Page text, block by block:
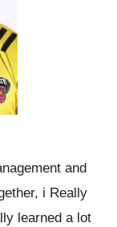
and
i Really
learned a lot